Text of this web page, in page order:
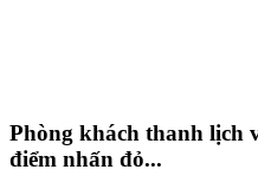
Phòng khách thanh lịch
điểm nhấn đỏ...